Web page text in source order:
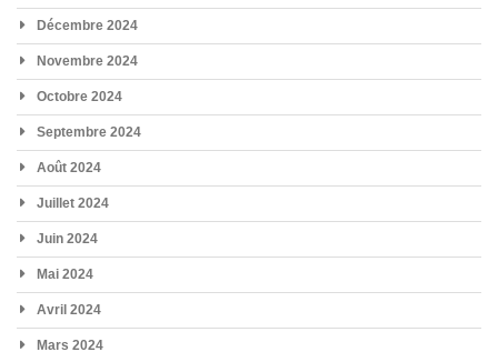
Décembre 2024
Novembre 2024
Octobre 2024
Septembre 2024
Août 2024
Juillet 2024
Juin 2024
Mai 2024
Avril 2024
Mars 2024